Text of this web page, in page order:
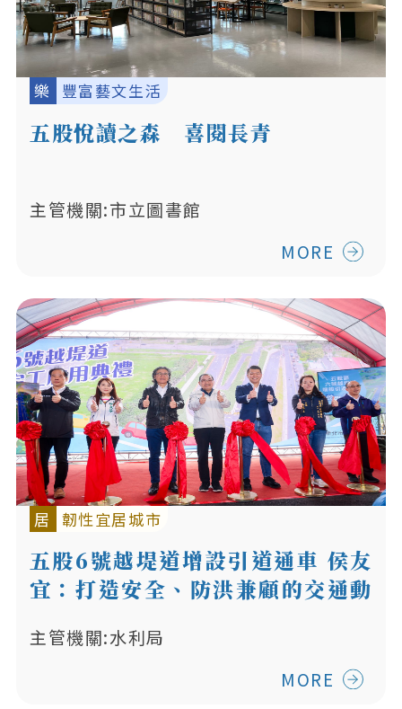
樂 豐富藝文生活
五股悅讀之森 喜閱長青
主管機關:市立圖書館
MORE
居 韌性宜居城市
五股6號越堤道增設引道通車 侯友
宜：打造安全、防洪兼顧的交通動
主管機關:水利局
MORE